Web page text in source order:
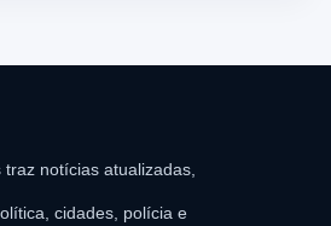
notícias atualizadas,
cidades, polícia e